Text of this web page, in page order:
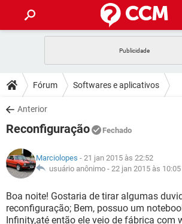
CELULAR FACEBOOK
OUTLOOK
INSTAGRAM
GUIA DE COMPRAS
DICAS
JOGOS WHATSAPP
INSTAGRAM GMAIL
GUIA DE COMPRAS
DOWNLOADS
JOGOS
CELULAR
OUTLOOK EXCEL
INSTAGRAM GMAIL
GUIA DE COMPRAS
JOGOS WHATSAPP
CELULAR
OUTLOOK EXCEL
INSTAGRAM GMAIL
GLOSSÁRIO
WHATSAPP
CELULAR FACEBOOK
Fórum Softwares e aplicativos
Anterior
Reconfiguração Fechado
Marciolopes - 21 jan 2015 às 22:52
usuário anônimo - 22 jan 2015 às 10:05
Boa noite! Gostaria de tirar algumas
reconfiguração; Bem, possuo um
Infinity,até então ele veio de fábrica com